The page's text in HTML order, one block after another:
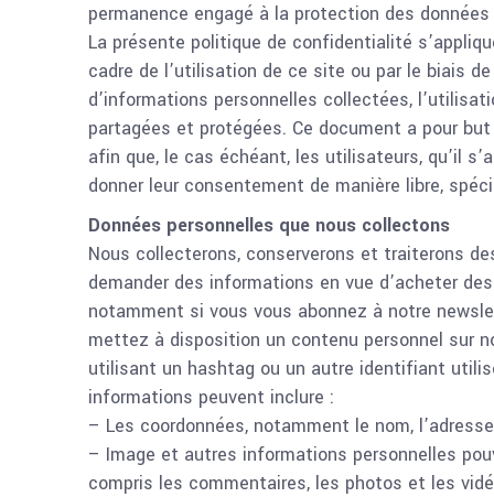
permanence engagé à la protection des
La présente politique de confidentialité
cadre de l’utilisation de ce site ou par le biais
d’informations personnelles collectées,
partagées et protégées. Ce document a pour
afin que, le cas échéant, les utilisateurs, qu’il
donner leur consentement de manière libre,
Données personnelles que nous collectons
Nous collecterons, conserverons et traiterons
demander des informations en vue d’acheter
notamment si vous vous abonnez à notre
mettez à disposition un contenu personnel sur
utilisant un hashtag ou un autre identifiant
informations peuvent inclure :
– Les coordonnées, notamment le nom,
– Image et autres informations personnelles
compris les commentaires, les photos et les